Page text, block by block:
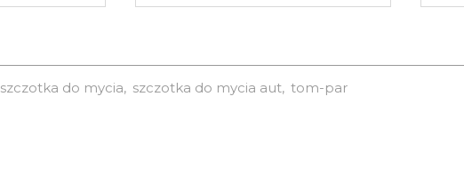
szczotka do mycia szczotka do mycia aut tom-par